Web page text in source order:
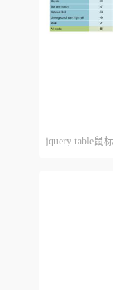
jquery table鼠